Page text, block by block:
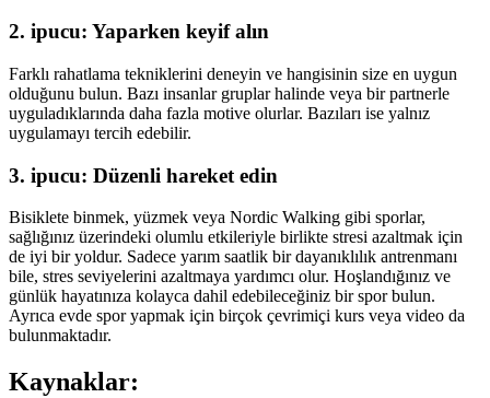
2. ipucu: Yaparken keyif alın
Farklı rahatlama tekniklerini deneyin ve hangisinin size en uygun
olduğunu bulun. Bazı insanlar gruplar halinde veya bir partnerle
uyguladıklarında daha fazla motive olurlar. Bazıları ise yalnız
uygulamayı tercih edebilir.
3. ipucu: Düzenli hareket edin
Bisiklete binmek, yüzmek veya Nordic Walking gibi sporlar,
sağlığınız üzerindeki olumlu etkileriyle birlikte stresi azaltmak için
de iyi bir yoldur. Sadece yarım saatlik bir dayanıklılık antrenmanı
bile, stres seviyelerini azaltmaya yardımcı olur. Hoşlandığınız ve
günlük hayatınıza kolayca dahil edebileceğiniz bir spor bulun.
Ayrıca evde spor yapmak için birçok çevrimiçi kurs veya video da
bulunmaktadır.
Kaynaklar: